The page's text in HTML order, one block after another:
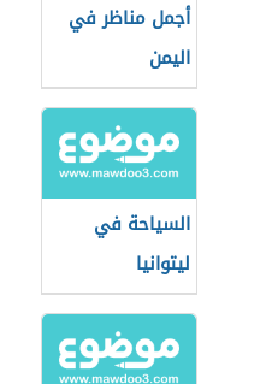
أجمل مناظر في
اليمن
السياحة في
ليتوانيا